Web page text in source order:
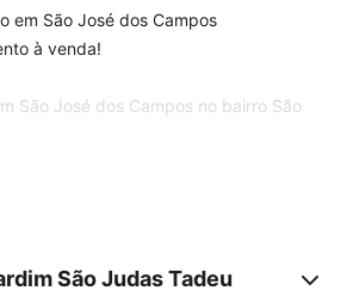
em São José dos Campos
à venda!
São José dos Campos no bairro São
São Judas Tadeu